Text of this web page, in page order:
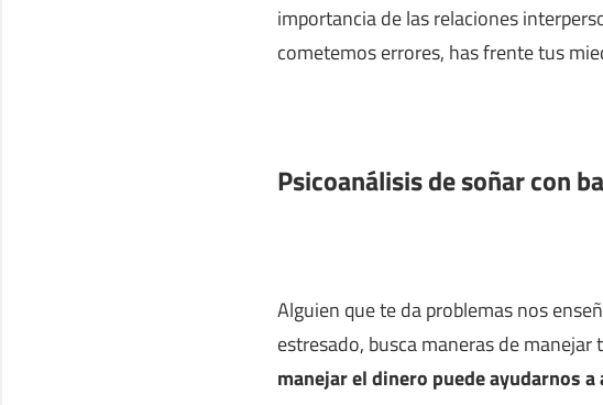
importancia de las relaciones
cometemos errores, has frente tus
Psicoanálisis de soñar con
Alguien que te da problemas nos
estresado, busca maneras de
manejar el dinero puede ayudarnos